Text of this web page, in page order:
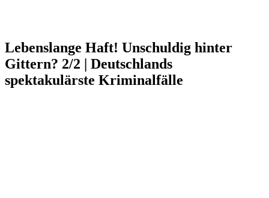
Lebenslange Haft! Unschuldig hinter
Gittern? 2/2 | Deutschlands
spektakulärste Kriminalfälle